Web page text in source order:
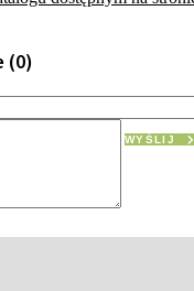
(0)
WYŚLIJ